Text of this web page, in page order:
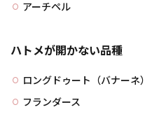
アーチペル
ハトメが開かない品種
ロングドゥート（バナーネ）
フランダース